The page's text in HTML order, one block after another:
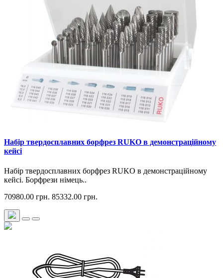
Набір твердосплавних борфрез RUKO в демонстраційному
кейсі
Набір твердосплавних борфрез RUKO в демонстраційному
кейсі. Борфрези німець..
70980.00 грн. 85332.00 грн.